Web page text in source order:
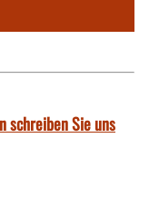
schreiben Sie uns